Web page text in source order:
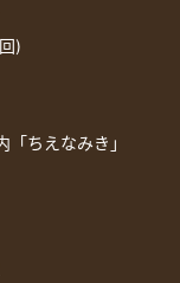
)
ちえなみき」